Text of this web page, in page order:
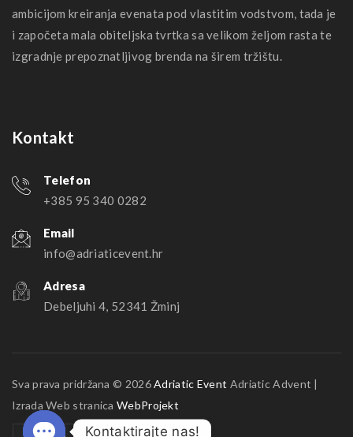
ambicijom kreiranja evenata pod vlastitim vodstvom, tada je
i započeta mala obiteljska tvrtka sa velikom željom rasta te
izgradnje prepoznatljivog brenda na širem tržištu.
Kontakt
Telefon
+385 95 340 0282
Email
info@adriaticevent.hr
Adresa
Debeljuhi 4, 52341 Žminj
Sva prava pridržana © 2026Adriatic Event Adriatic Advent |
Izrada Web stranicaWebProjekt
Kontaktirajte nas!